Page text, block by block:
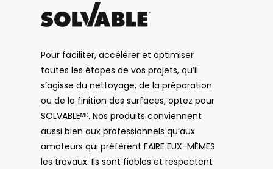
Pour faciliter, accélérer et optimiser
toutes les étapes de vos projets, qu’il
s’agisse du nettoyage, de la préparation
ou de la finition des surfaces, optez pour
SOLVABLEᴹᴰ. Nos produits conviennent
aussi bien aux professionnels qu’aux
amateurs qui préfèrent FAIRE EUX-MÊMES
les travaux. Ils sont fiables et respectent